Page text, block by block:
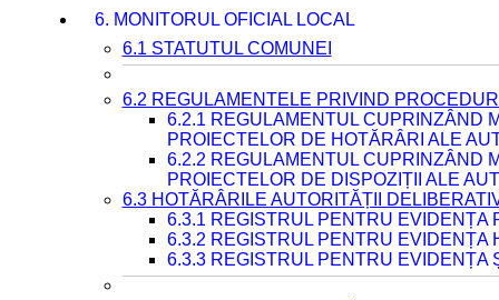
6. MONITORUL OFICIAL LOCAL
6.1 STATUTUL COMUNEI
6.2 REGULAMENTELE PRIVIND
6.2.1 REGULAMENTUL CUPRINZÂND
PROIECTELOR DE HOTĂRÂRI ALE
6.2.2 REGULAMENTUL CUPRINZÂND
PROIECTELOR DE DISPOZIȚII ALE
6.3 HOTĂRÂRILE AUTORITĂȚII
6.3.1 REGISTRUL PENTRU EVIDENȚA
6.3.2 REGISTRUL PENTRU EVIDENȚA
6.3.3 REGISTRUL PENTRU EVIDENȚA